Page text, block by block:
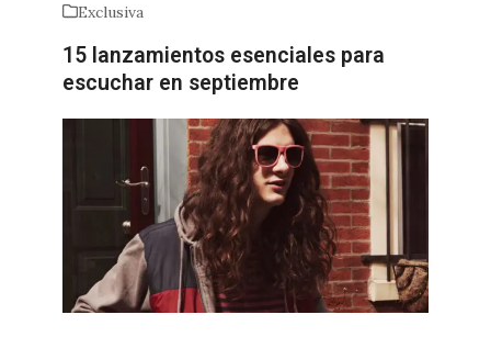
Exclusiva
15 lanzamientos esenciales para
escuchar en septiembre